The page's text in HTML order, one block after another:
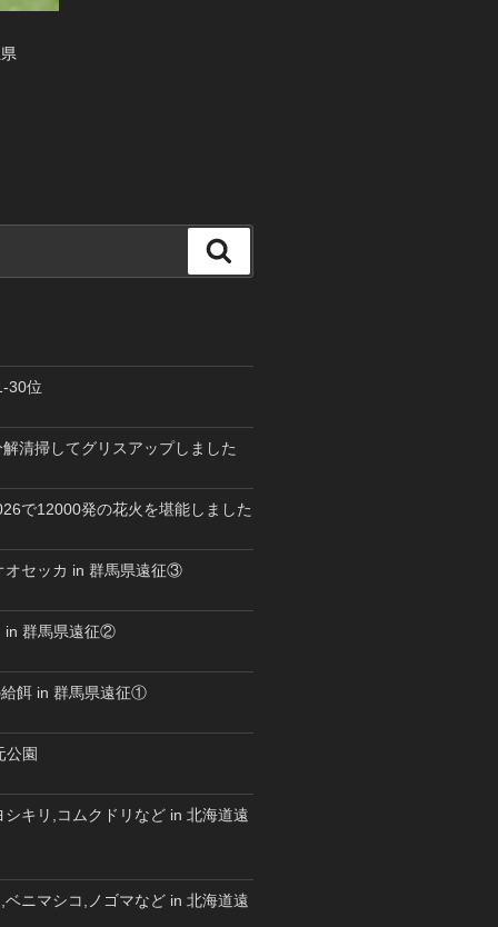
索
30位
清掃してグリスアップしました
で12000発の花火を堪能しました
オセッカ in 群馬県遠征③
in 群馬県遠征②
餌 in 群馬県遠征①
公園
シキリ,コムクドリなど in 北海道遠
ベニマシコ,ノゴマなど in 北海道遠